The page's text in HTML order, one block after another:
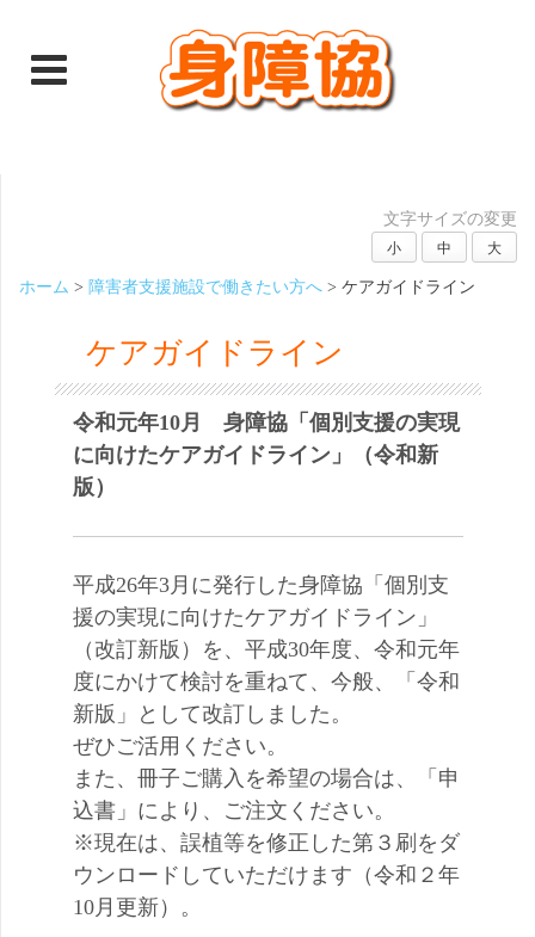
文字サイズの変更
小 中 大
ホーム > 障害者支援施設で働きたい方へ > ケアガイドライン
ケアガイドライン
令和元年10月 身障協「個別支援の実現
に向けたケアガイドライン」（令和新
版）
平成26年3月に発行した身障協「個別支
援の実現に向けたケアガイドライン」
（改訂新版）を、平成30年度、令和元年
度にかけて検討を重ねて、今般、「令和
新版」として改訂しました。
ぜひご活用ください。
また、冊子ご購入を希望の場合は、「申
込書」により、ご注文ください。
※現在は、誤植等を修正した第３刷をダ
ウンロードしていただけます（令和２年
10月更新）。